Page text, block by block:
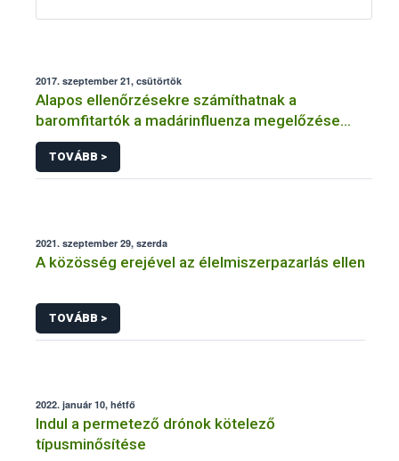
2017. szeptember 21, csütörtök
Alapos ellenőrzésekre számíthatnak a
baromfitartók a madárinfluenza megelőzése
érdekében
TOVÁBB >
2021. szeptember 29, szerda
A közösség erejével az élelmiszerpazarlás ellen
TOVÁBB >
2022. január 10, hétfő
Indul a permetező drónok kötelező
típusminősítése